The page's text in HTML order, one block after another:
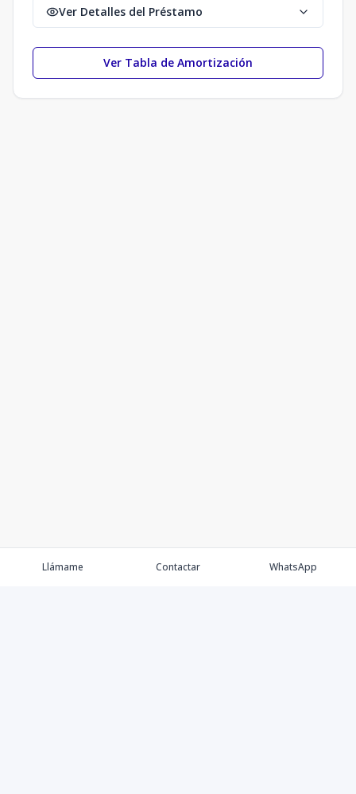
Ver Detalles del Préstamo
Ver Tabla de Amortización
Llámame Contactar WhatsApp